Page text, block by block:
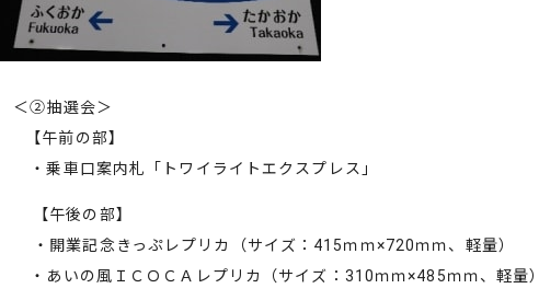
＜②抽選会＞
【午前の部】
・乗車口案内札「トワイライトエクスプレス」
【午後の部】
・開業記念きっぷレプリカ（サイズ：415ｍｍ×720ｍｍ、軽量）
・あいの風ＩＣＯＣＡレプリカ（サイズ：310ｍｍ×485ｍｍ、軽量）